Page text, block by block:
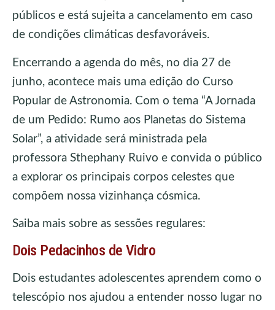
públicos e está sujeita a cancelamento em caso
de condições climáticas desfavoráveis.
Encerrando a agenda do mês, no dia 27 de
junho, acontece mais uma edição do Curso
Popular de Astronomia. Com o tema “A Jornada
de um Pedido: Rumo aos Planetas do Sistema
Solar”, a atividade será ministrada pela
professora Sthephany Ruivo e convida o público
a explorar os principais corpos celestes que
compõem nossa vizinhança cósmica.
Saiba mais sobre as sessões regulares:
Dois Pedacinhos de Vidro
Dois estudantes adolescentes aprendem como o
telescópio nos ajudou a entender nosso lugar no